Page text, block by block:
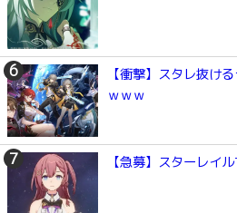
【衝撃】スタレ抜け
ｗｗｗ
【急募】スターレイ